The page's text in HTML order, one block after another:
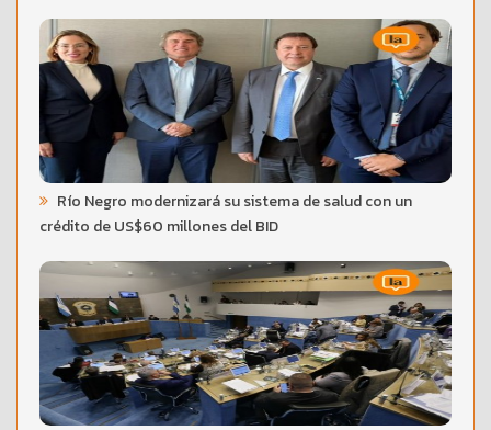
Río Negro modernizará su sistema de salud con un
crédito de US$60 millones del BID